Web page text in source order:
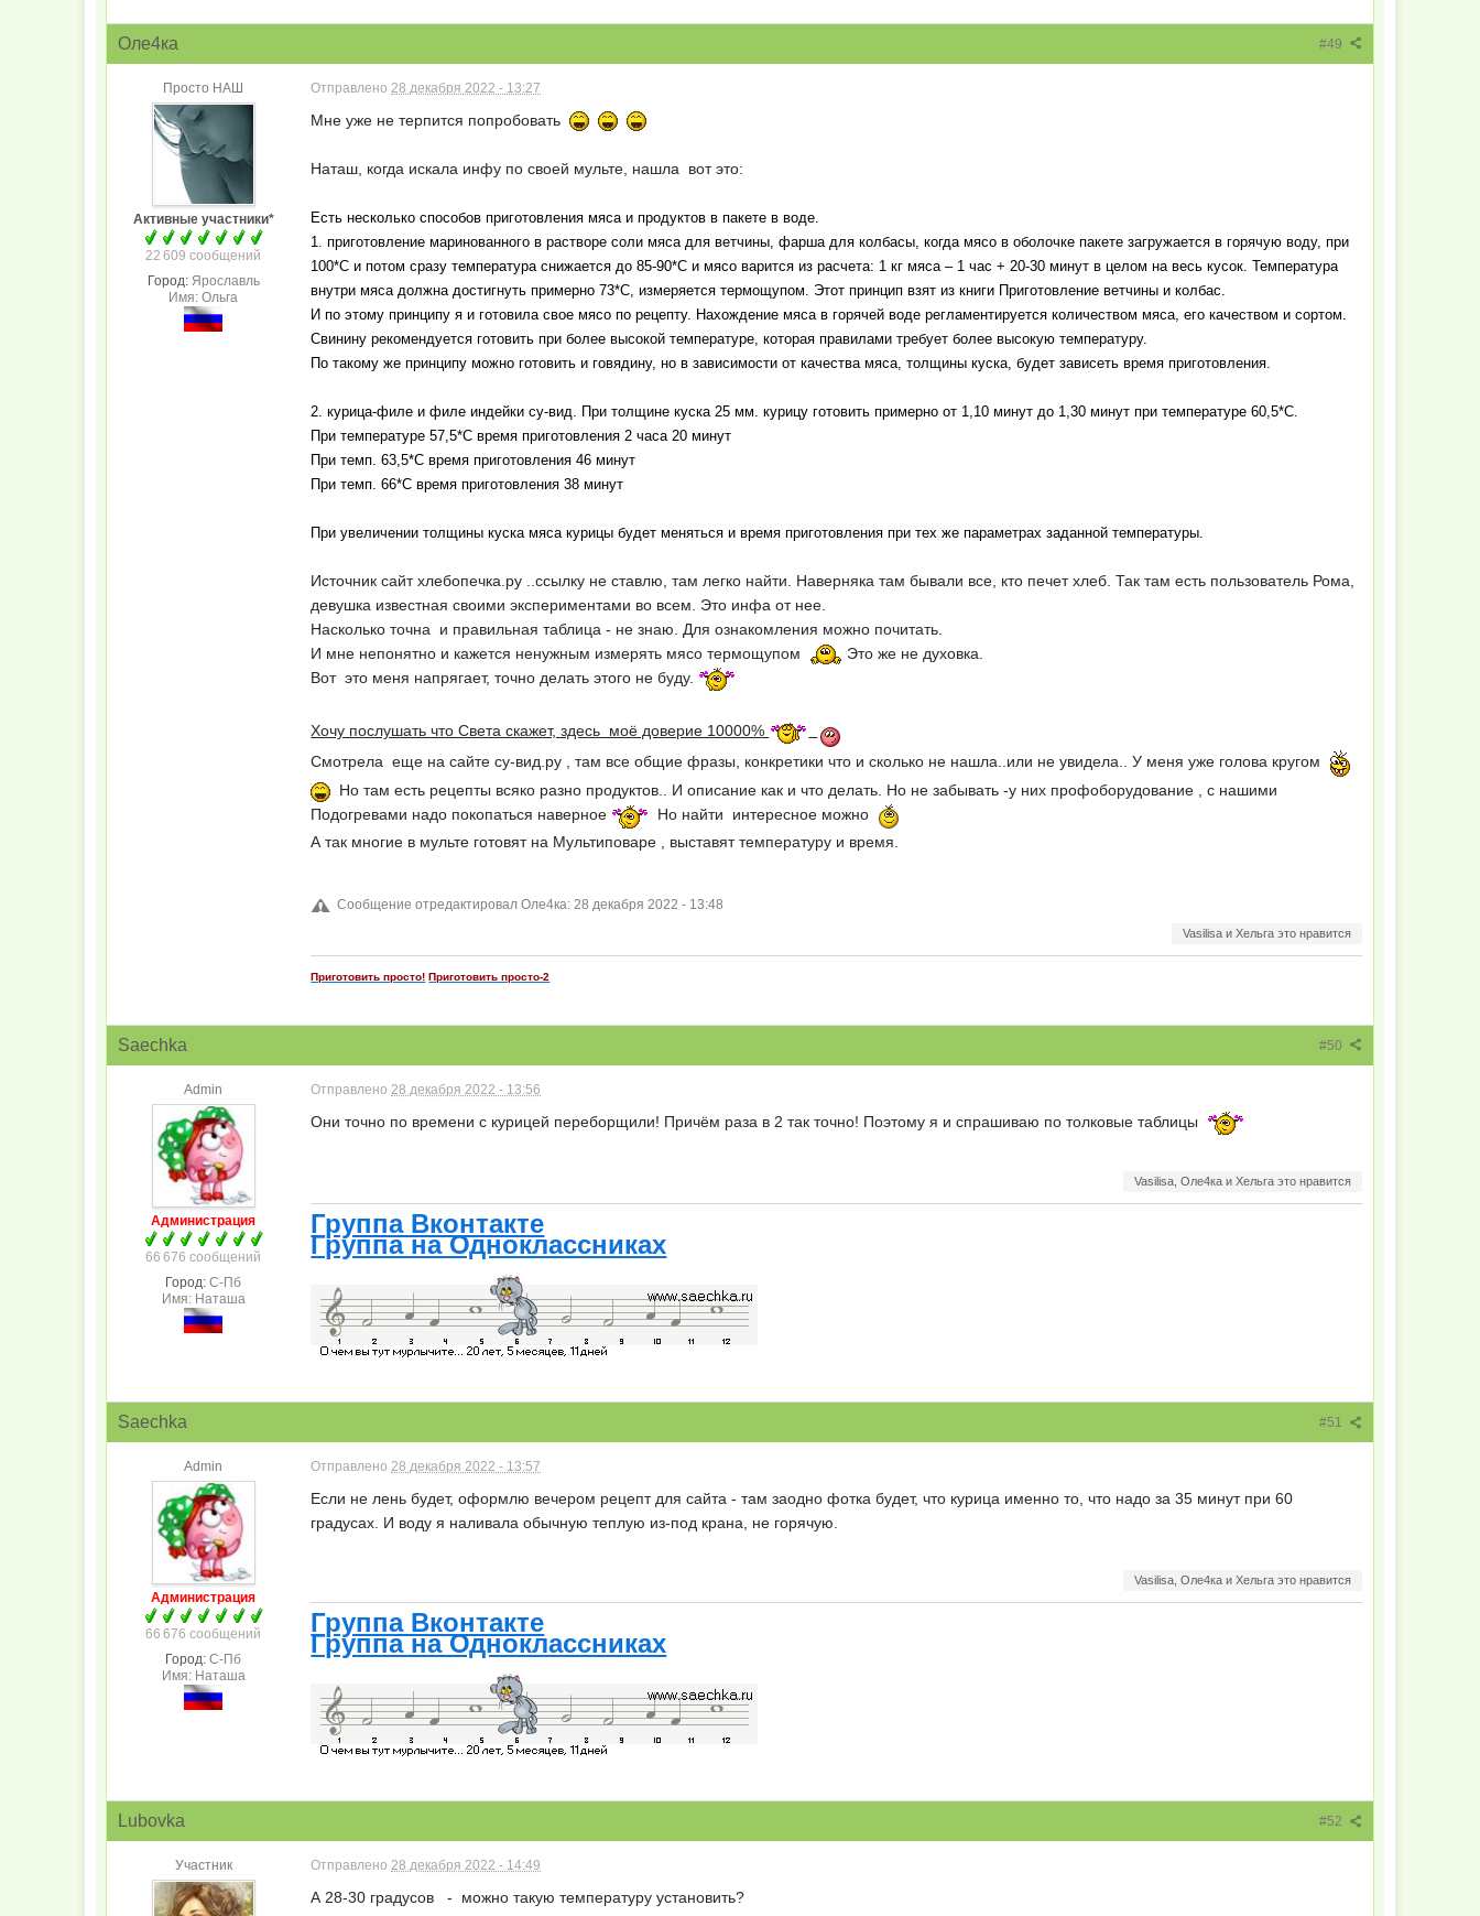
#49
Оле4ка
Просто НАШ
Активные участники*
22 609 сообщений
Город: Ярославль
Имя: Ольга
Отправлено 28 декабря 2022 - 13:27
Мне уже не терпится попробовать
Наташ, когда искала инфу по своей мульте, нашла вот это:
Есть несколько способов приготовления мяса и продуктов в пакете в воде.
1. приготовление маринованного в растворе соли мяса для ветчины, фарша для колбасы, когда мясо в оболочке пакете загружается в горячую воду, при
100*С и потом сразу температура снижается до 85-90*С и мясо варится из расчета: 1 кг мяса – 1 час + 20-30 минут в целом на весь кусок. Температура
внутри мяса должна достигнуть примерно 73*С, измеряется термощупом. Этот принцип взят из книги Приготовление ветчины и колбас.
И по этому принципу я и готовила свое мясо по рецепту. Нахождение мяса в горячей воде регламентируется количеством мяса, его качеством и сортом.
Свинину рекомендуется готовить при более высокой температуре, которая правилами требует более высокую температуру.
По такому же принципу можно готовить и говядину, но в зависимости от качества мяса, толщины куска, будет зависеть время приготовления.
2. курица-филе и филе индейки су-вид. При толщине куска 25 мм. курицу готовить примерно от 1,10 минут до 1,30 минут при температуре 60,5*С.
При температуре 57,5*С время приготовления 2 часа 20 минут
При темп. 63,5*С время приготовления 46 минут
При темп. 66*С время приготовления 38 минут
При увеличении толщины куска мяса курицы будет меняться и время приготовления при тех же параметрах заданной температуры.
Источник сайт хлебопечка.ру ..ссылку не ставлю, там легко найти. Наверняка там бывали все, кто печет хлеб. Так там есть пользователь Рома,
девушка известная своими экспериментами во всем. Это инфа от нее.
Насколько точна и правильная таблица - не знаю. Для ознакомления можно почитать.
И мне непонятно и кажется ненужным измерять мясо термощупом
Это же не духовка.
Вот это меня напрягает, точно делать этого не буду.
Хочу послушать что Света скажет, здеcь моё доверие 10000%
Смотрела еще на сайте су-вид.ру , там все общие фразы, конкретики что и сколько не нашла..или не увидела.. У меня уже голова кругом
Но там есть рецепты всяко разно продуктов.. И описание как и что делать. Но не забывать -у них профоборудование , с нашими
Подогревами надо покопаться наверное
Но найти интересное можно
А так многие в мульте готовят на Мультиповаре , выставят температуру и время.
Сообщение отредактировал Оле4ка: 28 декабря 2022 - 13:48
Vasilisa и Хельга это нравится
Приготовить просто! Приготовить просто-2
#50
Saechka
Admin
Администрация
66 676 сообщений
Город: С-Пб
Имя: Наташа
Отправлено 28 декабря 2022 - 13:56
Они точно по времени с курицей переборщили! Причём раза в 2 так точно! Поэтому я и спрашиваю по толковые таблицы
Vasilisa, Оле4ка и Хельга это нравится
Группа Вконтакте
Группа на Одноклассниках
#51
Saechka
Admin
Администрация
66 676 сообщений
Город: С-Пб
Имя: Наташа
Отправлено 28 декабря 2022 - 13:57
Если не лень будет, оформлю вечером рецепт для сайта - там заодно фотка будет, что курица именно то, что надо за 35 минут при 60
градусах. И воду я наливала обычную теплую из-под крана, не горячую.
Vasilisa, Оле4ка и Хельга это нравится
Группа Вконтакте
Группа на Одноклассниках
#52
Lubovka
Участник Отправлено 28 декабря 2022 - 14:49
А 28-30 градусов - можно такую температуру установить?